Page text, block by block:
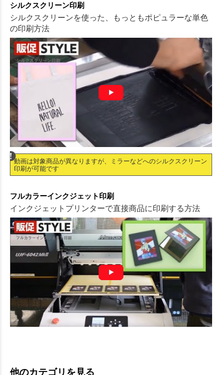
シルクスクリーン印刷
シルクスクリーンを使った、もっともポピュラーな単色
の印刷方法
動画は対象商品が異なりますが、ミラーなどへのシルクスクリーン
印刷が可能です
フルカラーインクジェット印刷
インクジェットプリンターで直接商品に印刷する方法
他のカテゴリを見る